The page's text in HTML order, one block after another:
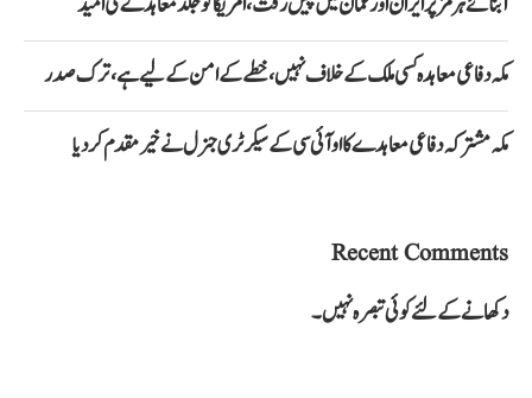
مکہ دفاعی معاہدہ کسی ملک کے خلاف نہیں، خطے کے امن کے لیے ہے، ترک صدر
مکہ مشترکہ دفاعی معاہدے کا او آئی سی کے سیکرٹری جنرل نے خیرمقدم کردیا
Recent Comments
دکھانے کے لئے کوئی تبصرہ نہیں۔